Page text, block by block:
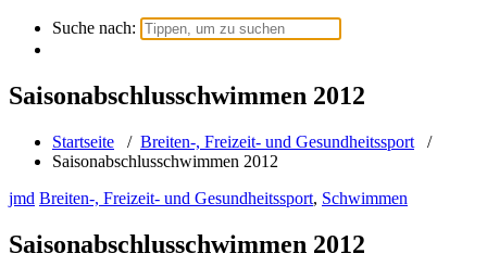
Suche nach:
Saisonabschlusschwimmen 2012
Startseite / Breiten-, Freizeit- und Gesundheitssport /
Saisonabschlusschwimmen 2012
jmd Breiten-, Freizeit- und Gesundheitssport, Schwimmen
Saisonabschlusschwimmen 2012